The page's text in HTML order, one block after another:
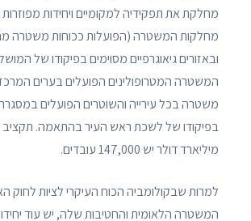
מחלקת את תפקידיה למקומיים ויחידות מפוזרות
מחלקות המשטרה (הפועלות ככוחות משטרה
ובאזורים גיאוגרפיים מסוימים בפיקודו של
המשטרה המטרופולינים הפועלים בערים
משטרה בכל עירייה והשוטרים הפועלים
מיליארד דולר יש 147,000 עובדים.
למרות שבקולומביה הכוח העיקרי לציות לחוק
המשטרה הלאומית והחטיבות שלה, יש עוד